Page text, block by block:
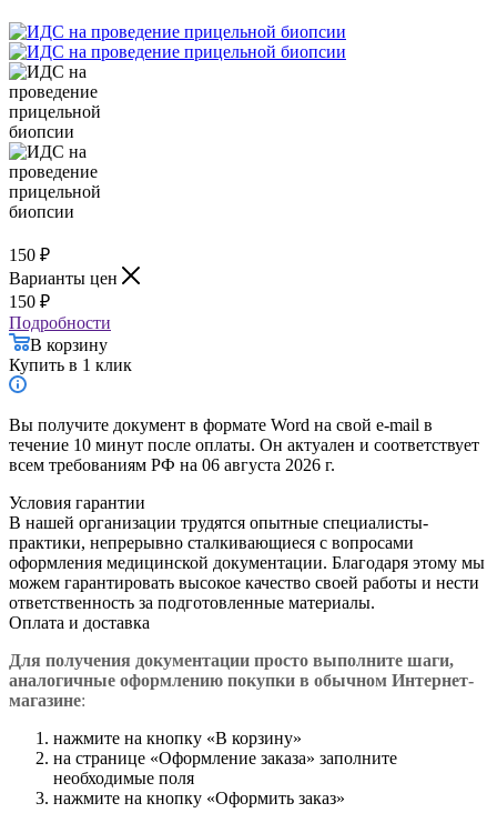
150 ₽
Варианты цен
150 ₽
Подробности
В корзину
Купить в 1 клик
Вы получите документ в формате Word на свой e-mail в
течение 10 минут после оплаты. Он актуален и соответствует
всем требованиям РФ на 06 августа 2026 г.
Условия гарантии
В нашей организации трудятся опытные специалисты-
практики, непрерывно сталкивающиеся с вопросами
оформления медицинской документации. Благодаря этому мы
можем гарантировать высокое качество своей работы и нести
ответственность за подготовленные материалы.
Оплата и доставка
Для получения документации просто выполните шаги,
аналогичные оформлению покупки в обычном Интернет-
магазине:
нажмите на кнопку «В корзину»
на странице «Оформление заказа» заполните
необходимые поля
нажмите на кнопку «Оформить заказ»